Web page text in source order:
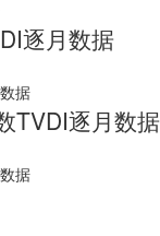
逐月数据
TVDI逐月数据